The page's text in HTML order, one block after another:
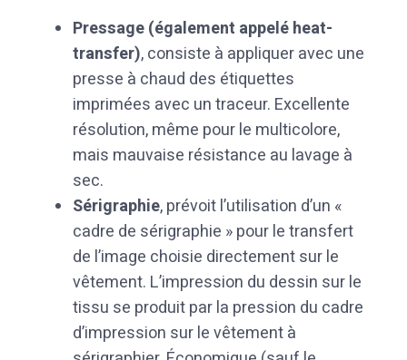
Pressage (également appelé heat-
transfer), consiste à appliquer avec une
presse à chaud des étiquettes
imprimées avec un traceur. Excellente
résolution, même pour le multicolore,
mais mauvaise résistance au lavage à
sec.
Sérigraphie, prévoit l’utilisation d’un «
cadre de sérigraphie » pour le transfert
de l’image choisie directement sur le
vêtement. L’impression du dessin sur le
tissu se produit par la pression du cadre
d’impression sur le vêtement à